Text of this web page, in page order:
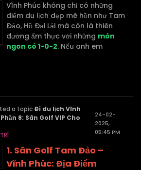
Vĩnh Phúc không chỉ có những
điểm du lịch đẹp mê hồn như Tam
Đảo, Hồ Đại Lải mà còn là thiên
đường ẩm thực với những món
ngon có 1-0-2. Nếu anh em
a topic Đi du lịch Vĩnh
8: Sân Golf VIP Cho
24-02-
2025,
05:45 PM
1. Sân Golf Tam Đảo –
Vĩnh Phúc: Địa Điểm